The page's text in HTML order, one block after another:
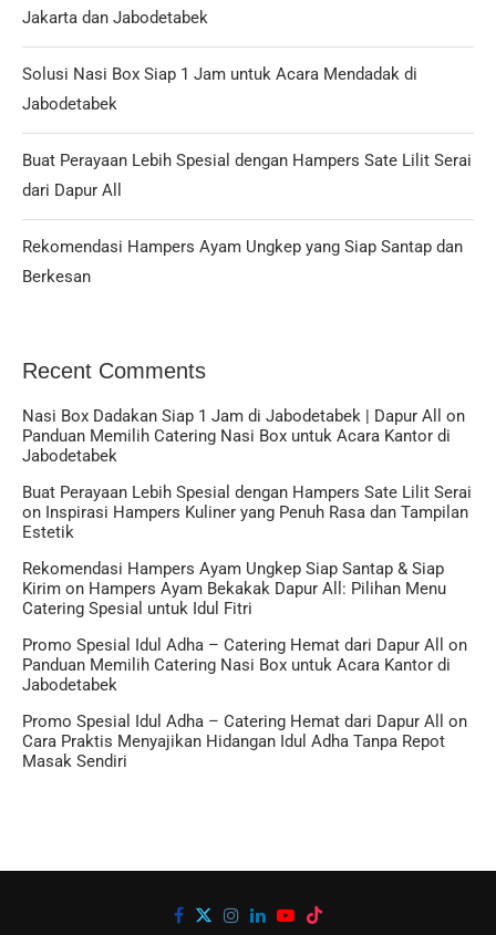
Jakarta dan Jabodetabek
Solusi Nasi Box Siap 1 Jam untuk Acara Mendadak di
Jabodetabek
Buat Perayaan Lebih Spesial dengan Hampers Sate Lilit Serai
dari Dapur All
Rekomendasi Hampers Ayam Ungkep yang Siap Santap dan
Berkesan
Recent Comments
Nasi Box Dadakan Siap 1 Jam di Jabodetabek | Dapur All
on
Panduan Memilih Catering Nasi Box untuk Acara Kantor di
Jabodetabek
Buat Perayaan Lebih Spesial dengan Hampers Sate Lilit Serai
on Inspirasi Hampers Kuliner yang Penuh Rasa dan Tampilan
Estetik
Rekomendasi Hampers Ayam Ungkep Siap Santap & Siap
Kirim on Hampers Ayam Bekakak Dapur All: Pilihan Menu
Catering Spesial untuk Idul Fitri
Promo Spesial Idul Adha – Catering Hemat dari Dapur All
on
Panduan Memilih Catering Nasi Box untuk Acara Kantor di
Jabodetabek
Promo Spesial Idul Adha – Catering Hemat dari Dapur All
on
Cara Praktis Menyajikan Hidangan Idul Adha Tanpa Repot
Masak Sendiri